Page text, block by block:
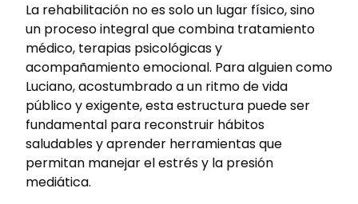
La rehabilitación no es solo un lugar físico, sino
un proceso integral que combina tratamiento
médico, terapias psicológicas y
acompañamiento emocional. Para alguien como
Luciano, acostumbrado a un ritmo de vida
público y exigente, esta estructura puede ser
fundamental para reconstruir hábitos
saludables y aprender herramientas que
permitan manejar el estrés y la presión
mediática.